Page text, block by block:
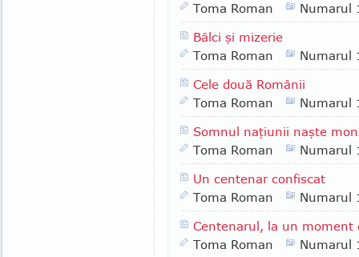
Toma Roman
Numarul
Bâlci şi mizerie
Toma Roman
Numarul
Cele două Românii
Toma Roman
Numarul
Somnul naţiunii naşte
Toma Roman
Numarul
Un centenar confiscat
Toma Roman
Numarul
Centenarul, la un moment
Toma Roman
Numarul